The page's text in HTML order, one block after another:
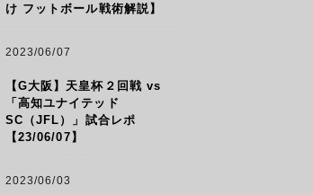
け フットボール戦術解説】
2023/06/07
【G大阪】天皇杯２回戦 vs
「高知ユナイテッド
SC（JFL）」試合レポ
【23/06/07】
2023/06/03